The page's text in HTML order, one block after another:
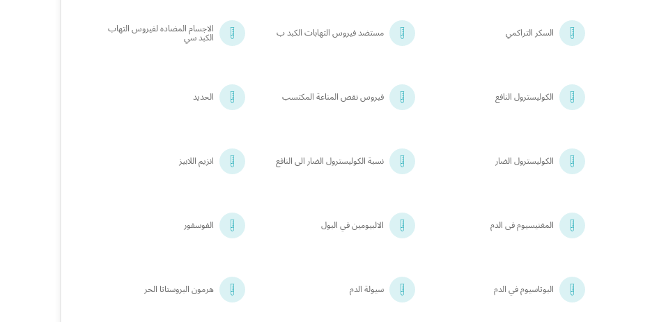
السكر التراكمي مستضد فيروس التهابات الكبد ب الاجسام المضاده لفيروس التهاب
الكبد سي
الكوليسترول النافع فيروس نقص المناعة المكتسب الحديد
الكوليسترول الضار نسبة الكوليسترول الضار الى النافع انزيم اللابيز
المغنيسيوم فى الدم الالبيومين في البول الفوسفور
البوتاسيوم في الدم سيولة الدم هرمون البروستاتا الحر